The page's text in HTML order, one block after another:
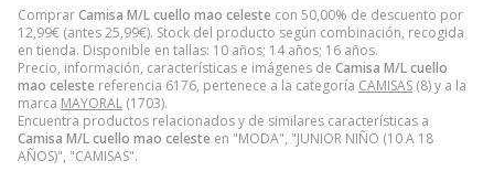
ComprarCamisa M/L cuello mao celeste con 50,00% de descuento por
12,99€ (antes25,99€). Stock del producto según combinación, recogida
en tienda. Disponible en tallas: 10 años; 14 años; 16 años.
Precio, información, características e imágenes de Camisa M/L cuello
mao celeste referencia 6176, pertenece a la categoría CAMISAS (8) y a la
marca MAYORAL (1703).
Encuentra productos relacionados y de similares características a
Camisa M/L cuello mao celeste en "MODA", "JUNIOR NIÑO (10 A 18
AÑOS)", "CAMISAS".